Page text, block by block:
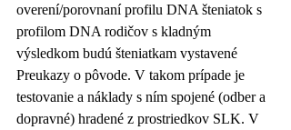
overení/porovnaní profilu DNA šteniatok s
profilom DNA rodičov s kladným
výsledkom budú šteniatkam vystavené
Preukazy o pôvode. V takom prípade je
testovanie a náklady s ním spojené (odber a
dopravné) hradené z prostriedkov SLK. V